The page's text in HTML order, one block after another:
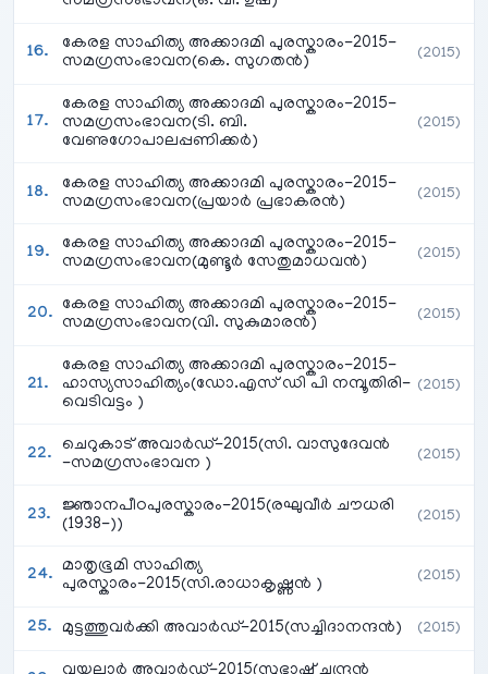
കേരള സാഹിത്യ അക്കാദമി പുരസ്കാരം-2015-
സമഗ്രസംഭാവന(കെ. സുഗതൻ)
(2015)
കേരള സാഹിത്യ അക്കാദമി പുരസ്കാരം-2015-
സമഗ്രസംഭാവന(ടി. ബി.
വേണുഗോപാലപ്പണിക്കർ)
(2015)
കേരള സാഹിത്യ അക്കാദമി പുരസ്കാരം-2015-
സമഗ്രസംഭാവന(പ്രയാർ പ്രഭാകരൻ)
(2015)
കേരള സാഹിത്യ അക്കാദമി പുരസ്കാരം-2015-
സമഗ്രസംഭാവന(മുണ്ടൂർ സേതുമാധവൻ)
(2015)
കേരള സാഹിത്യ അക്കാദമി പുരസ്കാരം-2015-
സമഗ്രസംഭാവന(വി. സുകുമാരൻ)
(2015)
കേരള സാഹിത്യ അക്കാദമി പുരസ്കാരം-2015-
ഹാസ്യസാഹിത്യം(ഡോ.എസ്‌ ഡി പി നമ്പൂതിരി-
വെടിവട്ടം )
(2015)
ചെറുകാട് അവാർഡ്-2015(സി. വാസുദേവൻ
-സമഗ്രസംഭാവന )
(2015)
ജ്ഞാനപീഠപുരസ്കാരം-2015(രഘുവീർ ചൗധരി
(1938-))
(2015)
മാതൃഭൂമി സാഹിത്യ
പുരസ്കാരം-2015(സി.രാധാകൃഷ്ണൻ )
(2015)
മുട്ടത്തുവർക്കി അവാർഡ്-2015(സച്ചിദാനന്ദൻ) (2015)